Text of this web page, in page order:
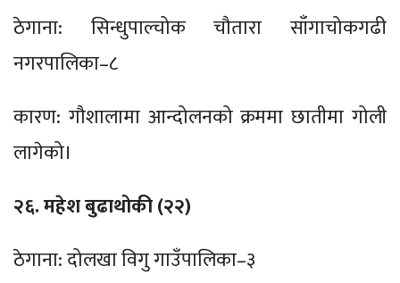
ठेगाना: सिन्धुपाल्चोक चौतारा साँगाचोकगढी
नगरपालिका–८
कारण: गौशालामा आन्दोलनको क्रममा छातीमा गोली
लागेको।
२६. महेश बुढाथोकी (२२)
ठेगाना: दोलखा विगु गाउँपालिका–३